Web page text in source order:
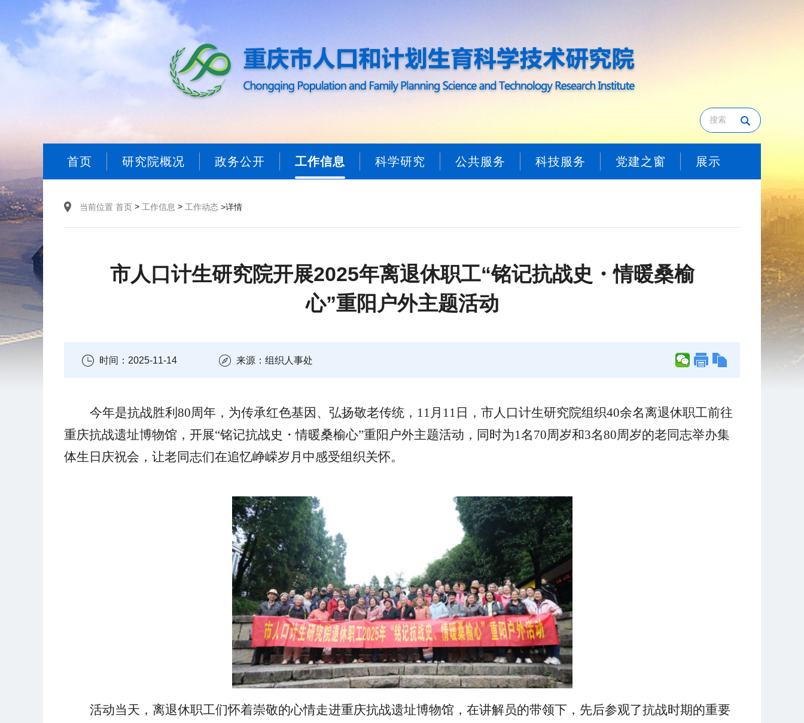
首页 研究院概况 政务公开 工作信息 科学研究 公共服务 科技服务 党建之窗 展示
当前位置 首页 > 工作信息 > 工作动态 >详情
市人口计生研究院开展2025年离退休职工“铭记抗战史・情暖桑榆
心”重阳户外主题活动
时间：2025-11-14 来源：组织人事处
今年是抗战胜利80周年，为传承红色基因、弘扬敬老传统，11月11日，市人口计生研究院组织40余名离退休职工前往
重庆抗战遗址博物馆，开展“铭记抗战史・情暖桑榆心”重阳户外主题活动，同时为1名70周岁和3名80周岁的老同志举办集
体生日庆祝会，让老同志们在追忆峥嵘岁月中感受组织关怀。
活动当天，离退休职工们怀着崇敬的心情走进重庆抗战遗址博物馆，在讲解员的带领下，先后参观了抗战时期的重要